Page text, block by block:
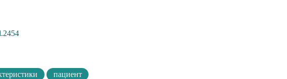
пациент